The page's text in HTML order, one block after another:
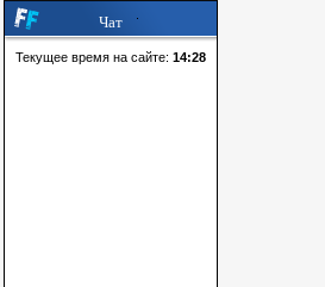
Чат
Текущее время на сайте: 14:28